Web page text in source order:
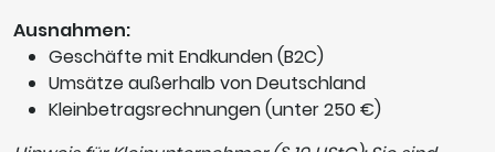
Ausnahmen:
Geschäfte mit Endkunden (B2C)
Umsätze außerhalb von Deutschland
Kleinbetragsrechnungen (unter 250 €)